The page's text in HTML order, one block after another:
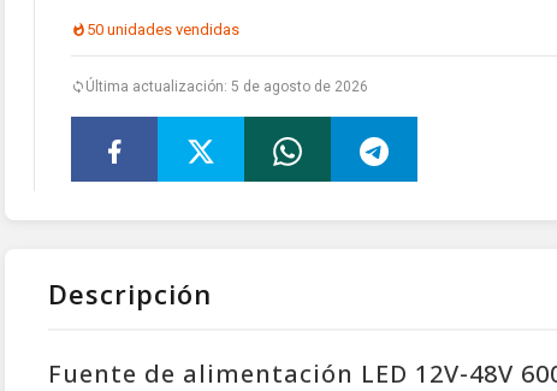
50 unidades vendidas
Última actualización: 5 de agosto de 2026
Descripción
Fuente de alimentación LED 12V-48V